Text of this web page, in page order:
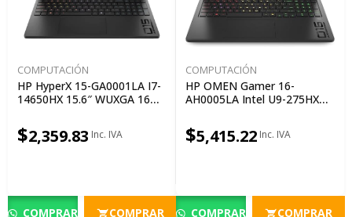
COMPUTACIÓN
HP HyperX 15-GA0001LA I7-
14650HX 15.6″ WUXGA 16GB
8GB Windows 11 Black
$2,359.83
COMPRAR COMPRAR
COMPUTACIÓN
HP OMEN Gamer 16-
AH0005LA Intel U9-275HX
SSD RTX 5090 24GB
Windows 11 Black 1Y
$5,415.22
COMPRAR COMPRAR